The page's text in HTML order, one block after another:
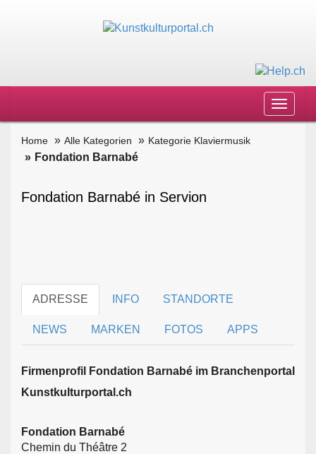
Toggle
Home Alle Kategorien Kategorie Klaviermusik
Fondation Barnabé
Fondation Barnabé in Servion
ADRESSE INFO STANDORTE
NEWS MARKEN FOTOS APPS
Firmen­profil Fondation Barnabé im Branchen­portal
Kunstkulturportal.ch
Fondation Barnabé
Chemin du Théâtre 2